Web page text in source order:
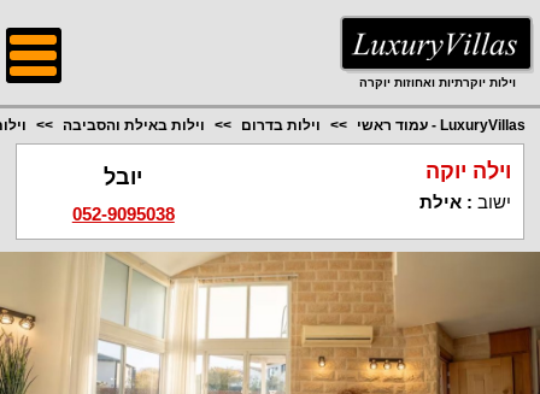
וילות יוקרתיות ואחוזות יוקרה
LuxuryVillas - עמוד ראשי וילות בדרום וילות באילת והסביבה
וילה יוקה
ישוב :אילת
יובל
052-9095038